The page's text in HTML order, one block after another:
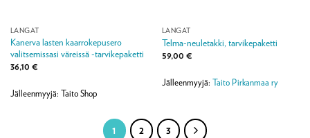
LANGAT
Kanerva lasten kaarrokepusero
valitsemissasi väreissä -tarvikepaketti
36,10 €
Jälleenmyyjä: Taito Shop
LANGAT
Telma-neuletakki, tarvikepaketti
59,00 €
Jälleenmyyjä: Taito Pirkanmaa ry
1 2 3